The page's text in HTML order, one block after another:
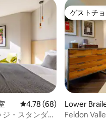
レビュー68件、5つ星中
4.78 (68)
・スタンダー
ゲストチ
ゲストチ
Lower
Feldon